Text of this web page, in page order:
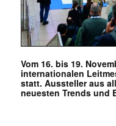
Vom 16. bis 19.
internationalen
statt. Aussteller aus
neuesten Trends und